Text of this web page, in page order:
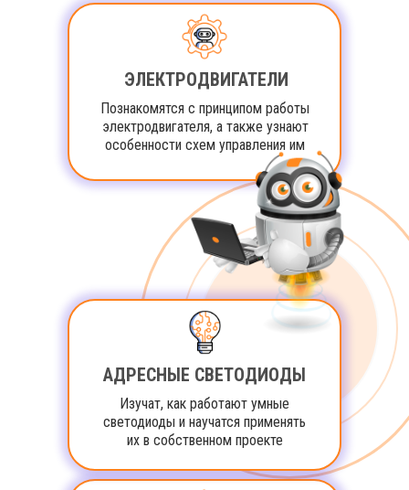
ЭЛЕКТРОДВИГАТЕЛИ
Познакомятся с принципом работы
электродвигателя, а также узнают
особенности схем управления им
АДРЕСНЫЕ СВЕТОДИОДЫ
Изучат, как работают умные
светодиоды и научатся применять
их в собственном проекте